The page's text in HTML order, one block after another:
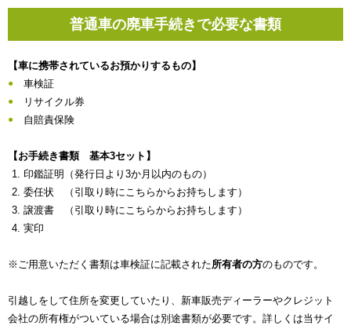
普通車の廃車手続きで必要な書類
【車に携帯されているお預かりするもの】
車検証
リサイクル券
自賠責保険
【お手続き書類 基本3セット】
印鑑証明（発行日より3か月以内のもの）
委任状 （引取り時にこちらからお持ちします）
譲渡書 （引取り時にこちらからお持ちします）
実印
※ご用意いただく書類は車検証に記載された所有者の方のものです。
引越しをして住所を変更していたり、新車販売ディーラーやクレジット
会社の所有権がついている場合は別途書類が必要です。詳しくは当サイ